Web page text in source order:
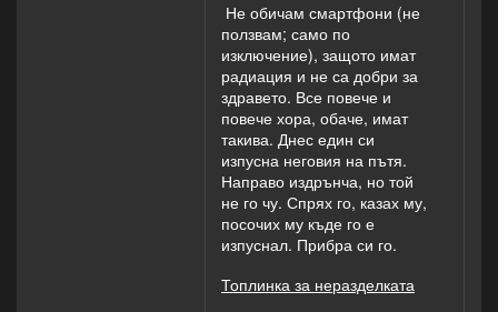
Не обичам смартфони (не
ползвам; само по
изключение), защото имат
радиация и не са добри за
здравето. Все повече и
повече хора, обаче, имат
такива. Днес един си
изпусна неговия на пътя.
Направо издрънча, но той
не го чу. Спрях го, казах му,
посочих му къде го е
изпуснал. Прибра си го.
Топлинка за неразделката